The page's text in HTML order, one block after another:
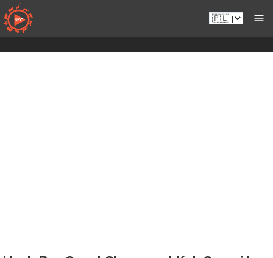
Przejdź
do
zawartości
Pl.sportsmansparadiseonline.com